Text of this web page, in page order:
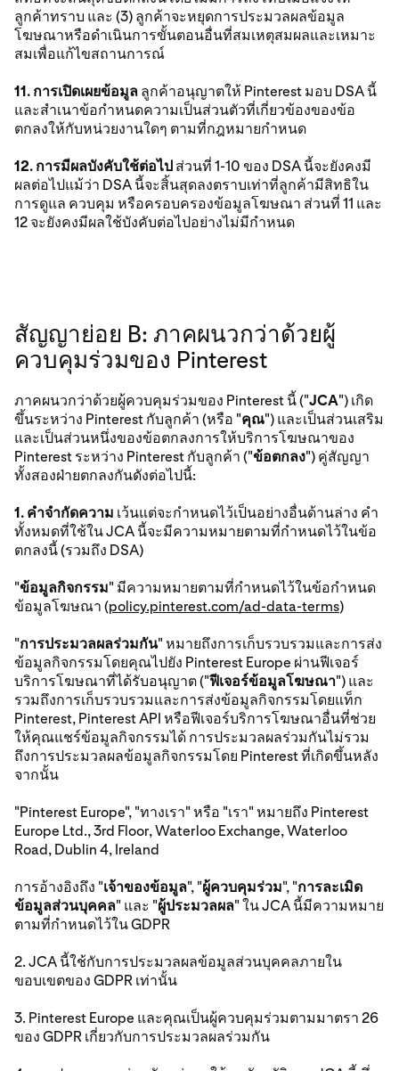
ลูกค้าทราบ และ (3) ลูกค้าจะหยุดการประมวลผลข้อมูล
โฆษณาหรือดำเนินการขั้นตอนอื่นที่สมเหตุสมผลและเหมาะ
สมเพื่อแก้ไขสถานการณ์
11. การเปิดเผยข้อมูล ลูกค้าอนุญาตให้ Pinterest มอบ DSA นี้
และสำเนาข้อกำหนดความเป็นส่วนตัวที่เกี่ยวข้องของข้อ
ตกลงให้กับหน่วยงานใดๆ ตามที่กฎหมายกำหนด
12. การมีผลบังคับใช้ต่อไป ส่วนที่ 1-10 ของ DSA นี้จะยังคงมี
ผลต่อไปแม้ว่า DSA นี้จะสิ้นสุดลงตราบเท่าที่ลูกค้ามีสิทธิใน
การดูแล ควบคุม หรือครอบครองข้อมูลโฆษณา ส่วนที่ 11 และ
12 จะยังคงมีผลใช้บังคับต่อไปอย่างไม่มีกำหนด
สัญญาย่อย B: ภาคผนวกว่าด้วยผู้
ควบคุมร่วมของ Pinterest
ภาคผนวกว่าด้วยผู้ควบคุมร่วมของ Pinterest นี้ ("JCA") เกิด
ขึ้นระหว่าง Pinterest กับลูกค้า (หรือ "คุณ") และเป็นส่วนเสริม
และเป็นส่วนหนึ่งของข้อตกลงการให้บริการโฆษณาของ
Pinterest ระหว่าง Pinterest กับลูกค้า ("ข้อตกลง") คู่สัญญา
ทั้งสองฝ่ายตกลงกันดังต่อไปนี้:
1. คําจํากัดความ เว้นแต่จะกำหนดไว้เป็นอย่างอื่นด้านล่าง คำ
ทั้งหมดที่ใช้ใน JCA นี้จะมีความหมายตามที่กำหนดไว้ในข้อ
ตกลงนี้ (รวมถึง DSA)
"ข้อมูลกิจกรรม" มีความหมายตามที่กำหนดไว้ในข้อกําหนด
ข้อมูลโฆษณา (policy.pinterest.com/ad-data-terms)
"การประมวลผลร่วมกัน" หมายถึงการเก็บรวบรวมและการส่ง
ข้อมูลกิจกรรมโดยคุณไปยัง Pinterest Europe ผ่านฟีเจอร์
บริการโฆษณาที่ได้รับอนุญาต ("ฟีเจอร์ข้อมูลโฆษณา") และ
รวมถึงการเก็บรวบรวมและการส่งข้อมูลกิจกรรมโดยแท็ก
Pinterest, Pinterest API หรือฟีเจอร์บริการโฆษณาอื่นที่ช่วย
ให้คุณแชร์ข้อมูลกิจกรรมได้ การประมวลผลร่วมกันไม่รวม
ถึงการประมวลผลข้อมูลกิจกรรมโดย Pinterest ที่เกิดขึ้นหลัง
จากนั้น
"Pinterest Europe", "ทางเรา" หรือ "เรา" หมายถึง Pinterest
Europe Ltd., 3rd Floor, Waterloo Exchange, Waterloo
Road, Dublin 4, Ireland
การอ้างอิงถึง "เจ้าของข้อมูล", "ผู้ควบคุมร่วม", "การละเมิด
ข้อมูลส่วนบุคคล" และ "ผู้ประมวลผล" ใน JCA นี้มีความหมาย
ตามที่กําหนดไว้ใน GDPR
2. JCA นี้ใช้กับการประมวลผลข้อมูลส่วนบุคคลภายใน
ขอบเขตของ GDPR เท่านั้น
3. Pinterest Europe และคุณเป็นผู้ควบคุมร่วมตามมาตรา 26
ของ GDPR เกี่ยวกับการประมวลผลร่วมกัน